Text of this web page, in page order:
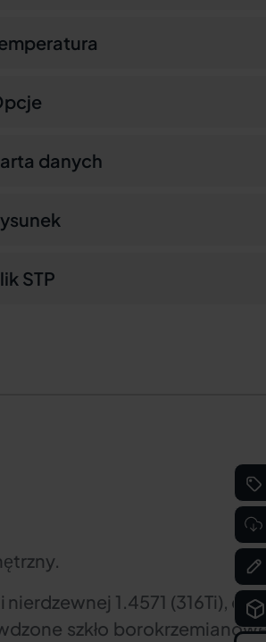
danych
STP
1.4571 (316Ti),
szkło